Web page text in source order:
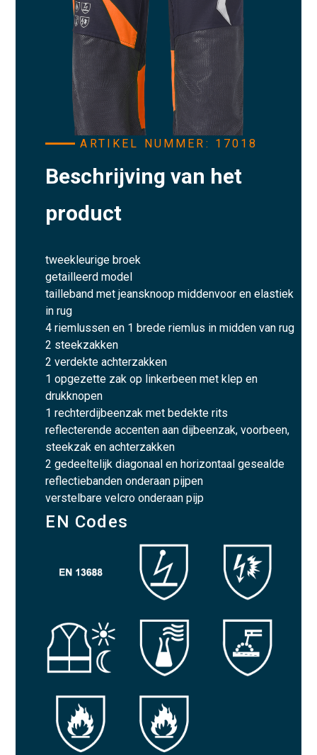
ARTIKEL NUMMER: 17018
Beschrijving van het
product
tweekleurige broek
getailleerd model
tailleband met jeansknoop middenvoor en elastiek
in rug
4 riemlussen en 1 brede riemlus in midden van rug
2 steekzakken
2 verdekte achterzakken
1 opgezette zak op linkerbeen met klep en
drukknopen
1 rechterdijbeenzak met bedekte rits
reflecterende accenten aan dijbeenzak, voorbeen,
steekzak en achterzakken
2 gedeeltelijk diagonaal en horizontaal gesealde
reflectiebanden onderaan pijpen
verstelbare velcro onderaan pijp
EN Codes